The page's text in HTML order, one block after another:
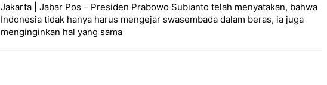
Jakarta | Jabar Pos – Presiden Prabowo Subianto telah menyatakan, bahwa
Indonesia tidak hanya harus mengejar swasembada dalam beras, ia juga
menginginkan hal yang sama